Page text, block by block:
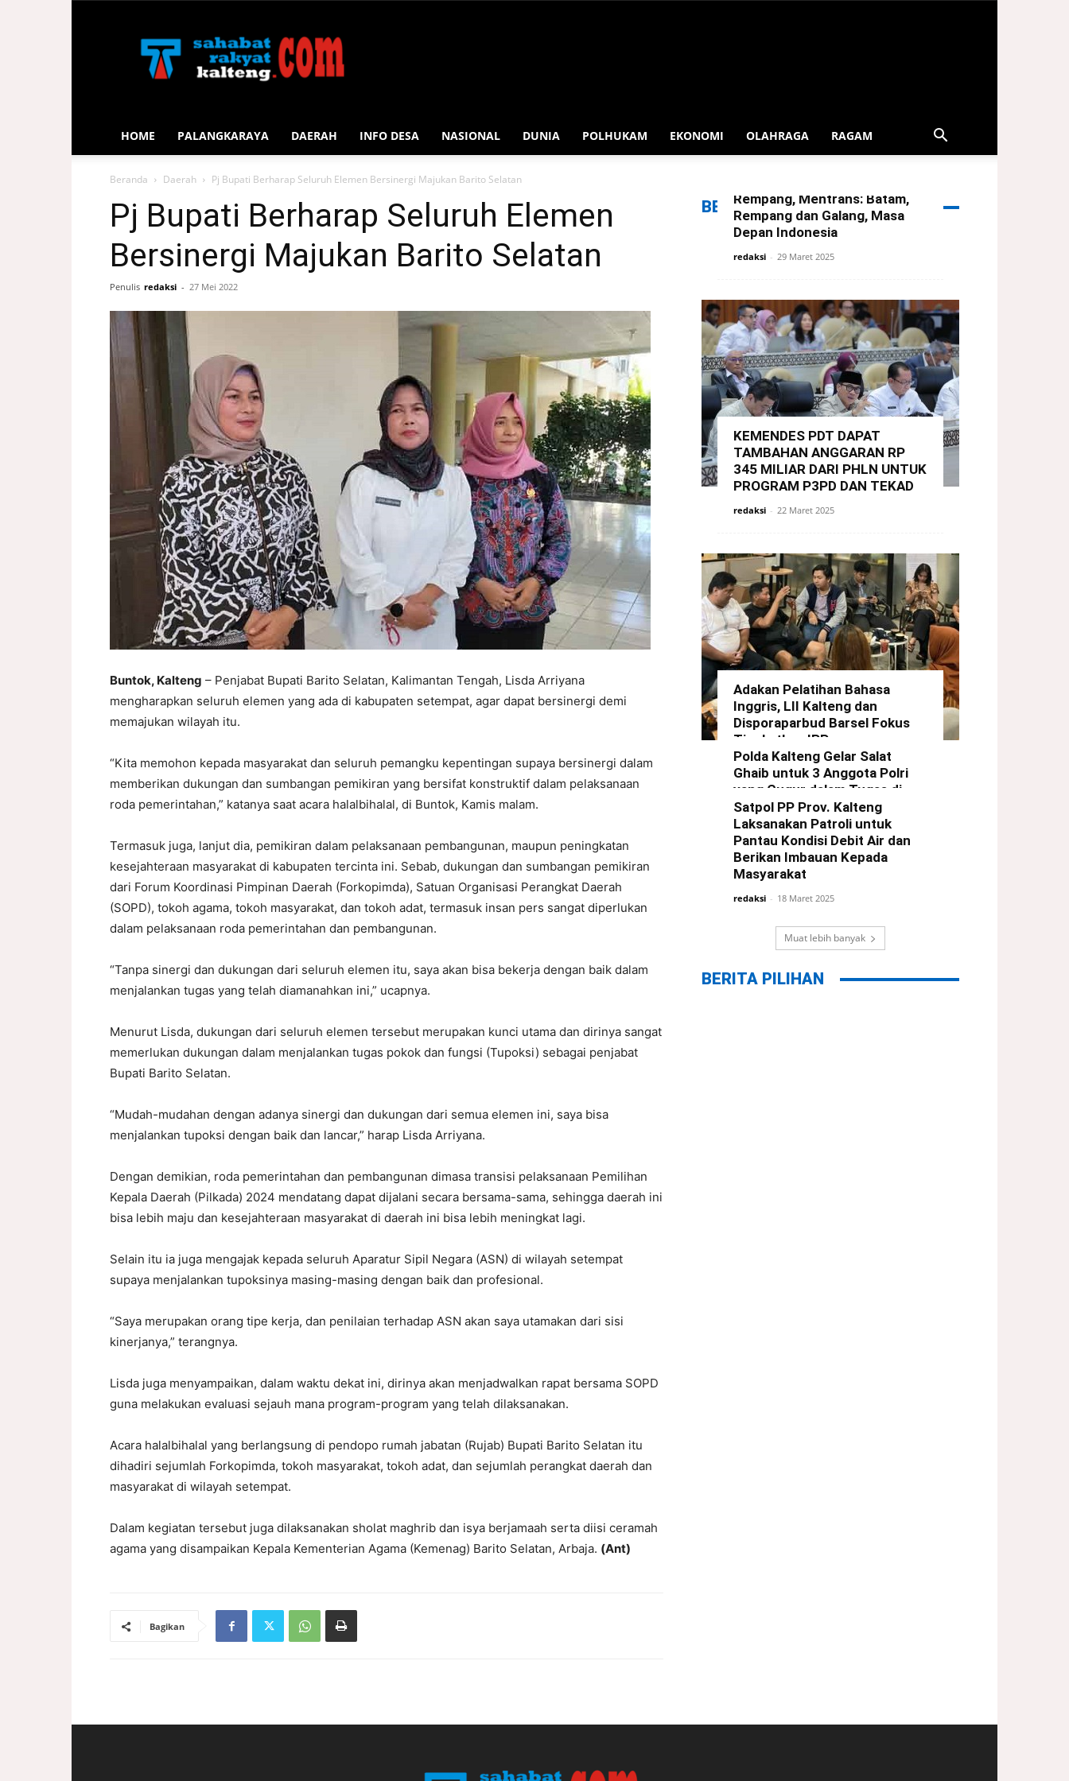
Rakyat
Kalteng
HOME PALANGKARAYA DAERAH INFO DESA NASIONAL DUNIA POLHUKAM EKONOMI OLAHRAGA RAGAM
Beranda Daerah Pj Bupati Berharap Seluruh Elemen Bersinergi Majukan Barito Selatan
Pj Bupati Berharap Seluruh Elemen
Bersinergi Majukan Barito Selatan
Penulis redaksi - 27 Mei 2022
Buntok, Kalteng – Penjabat Bupati Barito Selatan, Kalimantan Tengah, Lisda Arriyana
mengharapkan seluruh elemen yang ada di kabupaten setempat, agar dapat bersinergi demi
memajukan wilayah itu.
“Kita memohon kepada masyarakat dan seluruh pemangku kepentingan supaya bersinergi dalam
memberikan dukungan dan sumbangan pemikiran yang bersifat konstruktif dalam pelaksanaan
roda pemerintahan,” katanya saat acara halalbihalal, di Buntok, Kamis malam.
Termasuk juga, lanjut dia, pemikiran dalam pelaksanaan pembangunan, maupun peningkatan
kesejahteraan masyarakat di kabupaten tercinta ini. Sebab, dukungan dan sumbangan pemikiran
dari Forum Koordinasi Pimpinan Daerah (Forkopimda), Satuan Organisasi Perangkat Daerah
(SOPD), tokoh agama, tokoh masyarakat, dan tokoh adat, termasuk insan pers sangat diperlukan
dalam pelaksanaan roda pemerintahan dan pembangunan.
“Tanpa sinergi dan dukungan dari seluruh elemen itu, saya akan bisa bekerja dengan baik dalam
menjalankan tugas yang telah diamanahkan ini,” ucapnya.
Menurut Lisda, dukungan dari seluruh elemen tersebut merupakan kunci utama dan dirinya sangat
memerlukan dukungan dalam menjalankan tugas pokok dan fungsi (Tupoksi) sebagai penjabat
Bupati Barito Selatan.
“Mudah-mudahan dengan adanya sinergi dan dukungan dari semua elemen ini, saya bisa
menjalankan tupoksi dengan baik dan lancar,” harap Lisda Arriyana.
Dengan demikian, roda pemerintahan dan pembangunan dimasa transisi pelaksanaan Pemilihan
Kepala Daerah (Pilkada) 2024 mendatang dapat dijalani secara bersama-sama, sehingga daerah ini
bisa lebih maju dan kesejahteraan masyarakat di daerah ini bisa lebih meningkat lagi.
Selain itu ia juga mengajak kepada seluruh Aparatur Sipil Negara (ASN) di wilayah setempat
supaya menjalankan tupoksinya masing-masing dengan baik dan profesional.
“Saya merupakan orang tipe kerja, dan penilaian terhadap ASN akan saya utamakan dari sisi
kinerjanya,” terangnya.
Lisda juga menyampaikan, dalam waktu dekat ini, dirinya akan menjadwalkan rapat bersama SOPD
guna melakukan evaluasi sejauh mana program-program yang telah dilaksanakan.
Acara halalbihalal yang berlangsung di pendopo rumah jabatan (Rujab) Bupati Barito Selatan itu
dihadiri sejumlah Forkopimda, tokoh masyarakat, tokoh adat, dan sejumlah perangkat daerah dan
masyarakat di wilayah setempat.
Dalam kegiatan tersebut juga dilaksanakan sholat maghrib dan isya berjamaah serta diisi ceramah
agama yang disampaikan Kepala Kementerian Agama (Kemenag) Barito Selatan, Arbaja. (Ant)
Bagikan
BERITA TERBARU
Rempang, Mentrans: Batam,
Rempang dan Galang, Masa
Depan Indonesia
redaksi - 29 Maret 2025
KEMENDES PDT DAPAT
TAMBAHAN ANGGARAN RP
345 MILIAR DARI PHLN UNTUK
PROGRAM P3PD DAN TEKAD
redaksi - 22 Maret 2025
Adakan Pelatihan Bahasa
Inggris, LII Kalteng dan
Disporaparbud Barsel Fokus
Tingkatkan IPP
redaksi - 21 Maret 2025
Polda Kalteng Gelar Salat
Ghaib untuk 3 Anggota Polri
yang Gugur dalam Tugas di
Way Kanan Lampung
redaksi - 19 Maret 2025
Satpol PP Prov. Kalteng
Laksanakan Patroli untuk
Pantau Kondisi Debit Air dan
Berikan Imbauan Kepada
Masyarakat
redaksi - 18 Maret 2025
Muat lebih banyak
BERITA PILIHAN